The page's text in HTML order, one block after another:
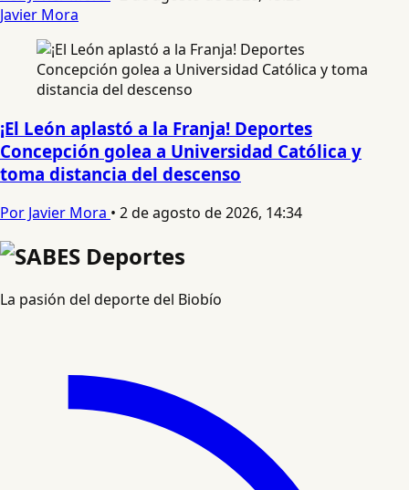
Javier Mora
¡El León aplastó a la Franja! Deportes
Concepción golea a Universidad Católica y
toma distancia del descenso
Por Javier Mora • 2 de agosto de 2026, 14:34
La pasión del deporte del Biobío